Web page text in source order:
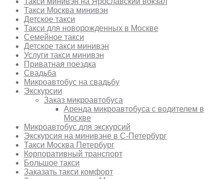
Такси Москва минивэн
Детское такси
Такси для новорожденных в Москве
Семейное такси
Детское такси минивэн
Услуги такси минивэн
Приватная поездка
Свадьба
Микроавтобус на свадьбу
Экскурсии
Заказ микроавтобуса
Аренда микроавтобуса с водителем в
Москве
Микроавтобус для экскурсий
Экскурсия на минивэне в С-Петербург
Такси Москва Петербург
Корпоративный транспорт
Большое такси
Заказать такси комфорт